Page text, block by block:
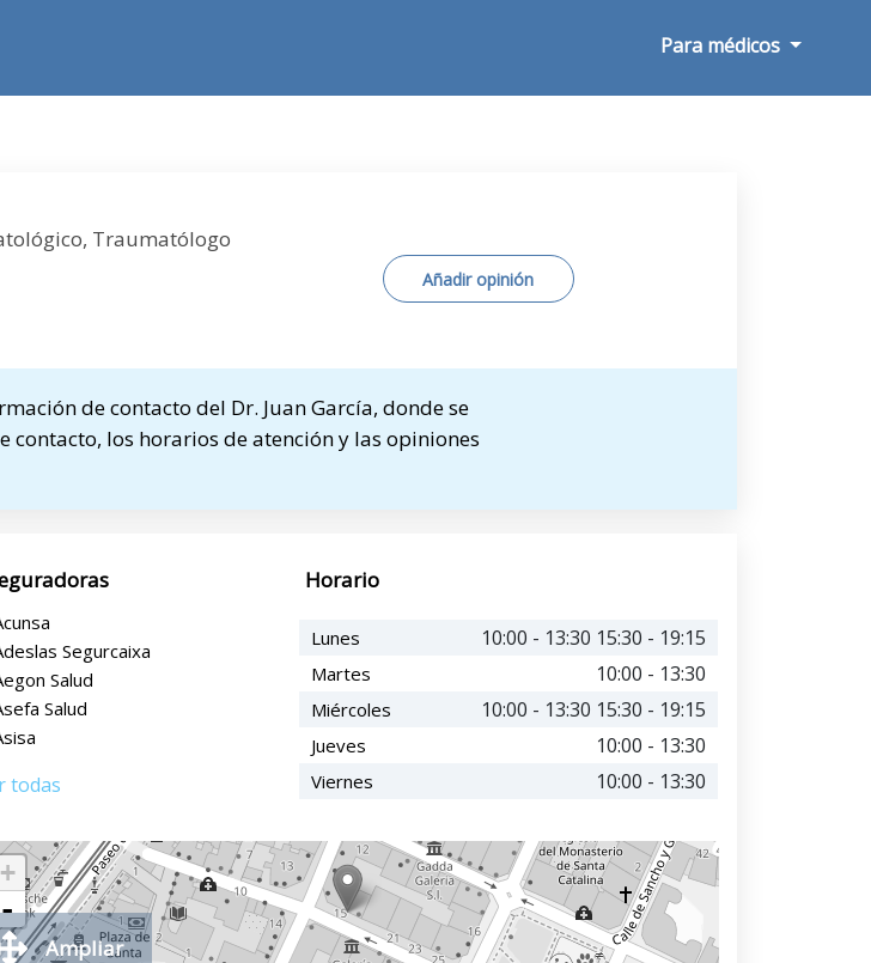
Para médicos
Traumatólogo
Añadir opinión
de contacto del Dr. Juan García, donde se
contacto, los horarios de atención y las opiniones
Segurcaixa
Salud
Salud
todas
Horario
Lunes 10:00 - 13:30 15:30 - 19:15
Martes 10:00 - 13:30
Miércoles 10:00 - 13:30 15:30 - 19:15
Jueves 10:00 - 13:30
Viernes 10:00 - 13:30
+
-
Ampliar